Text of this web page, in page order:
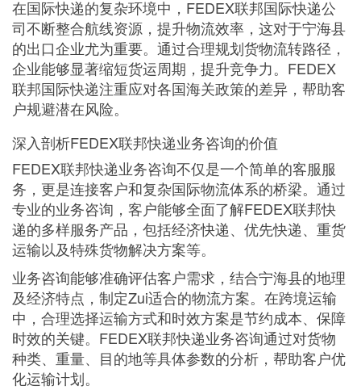
在国际快递的复杂环境中，FEDEX联邦国际快递公
司不断整合航线资源，提升物流效率，这对于宁海县
的出口企业尤为重要。通过合理规划货物流转路径，
企业能够显著缩短货运周期，提升竞争力。FEDEX
联邦国际快递注重应对各国海关政策的差异，帮助客
户规避潜在风险。
深入剖析FEDEX联邦快递业务咨询的价值
FEDEX联邦快递业务咨询不仅是一个简单的客服服
务，更是连接客户和复杂国际物流体系的桥梁。通过
专业的业务咨询，客户能够全面了解FEDEX联邦快
递的多样服务产品，包括经济快递、优先快递、重货
运输以及特殊货物解决方案等。
业务咨询能够准确评估客户需求，结合宁海县的地理
及经济特点，制定Zui适合的物流方案。在跨境运输
中，合理选择运输方式和时效方案是节约成本、保障
时效的关键。FEDEX联邦快递业务咨询通过对货物
种类、重量、目的地等具体参数的分析，帮助客户优
化运输计划。